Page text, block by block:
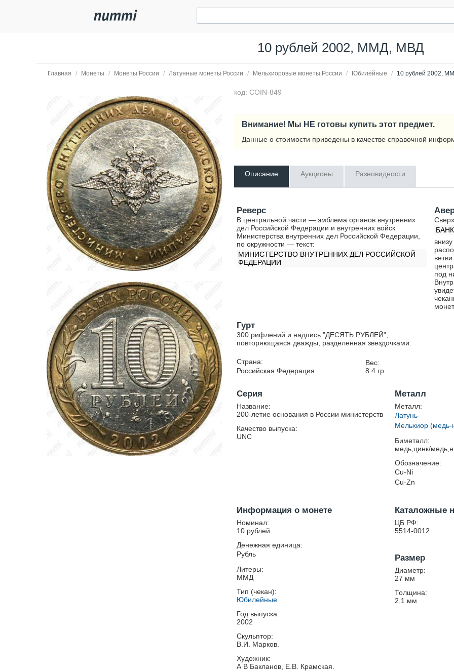
10 рублей 2002, ММД, МВД
Главная / Монеты / Монеты России / Латунные монеты России / Мельхиоровые монеты России / Юбилейные / 10 рублей 2002,
код: COIN-849
Внимание! Мы НЕ готовы купить этот предмет.
Данные о стоимости приведены в качестве справочной
Описание Аукционы Разновидности
Реверс
В центральной части — эмблема органов внутренних
дел Российской Федерации и внутренних войск
Министерства внутренних дел Российской Федерации,
по окружности — текст:
МИНИСТЕРСТВО ВНУТРЕННИХ ДЕЛ РОССИЙСКОЙ
ФЕДЕРАЦИИ
под
Гурт
300 рифлений и надпись "ДЕСЯТЬ РУБЛЕЙ",
повторяющаяся дважды, разделенная звездочками.
Страна:
Российская Федерация
Вес:
8.4гр.
Серия
Название:
200-летие основания в России министерств
Качество выпуска:
UNC
Металл
Металл:
Латунь
Мельхиор (медь-
Биметалл:
медь,цинк/
Обозначение:
Cu-Ni
Cu-Zn
Информация о монете
Номинал:
10 рублей
Денежная единица:
Рубль
Литеры:
ММД
Тип (чекан):
Юбилейные
Год выпуска:
2002
Скульптор:
В.И. Марков.
Художник:
А В Бакланов, Е.В. Крамская.
Каталожные
ЦБ РФ:
5514-0012
Размер
Диаметр:
27 мм
Толщина:
2.1 мм